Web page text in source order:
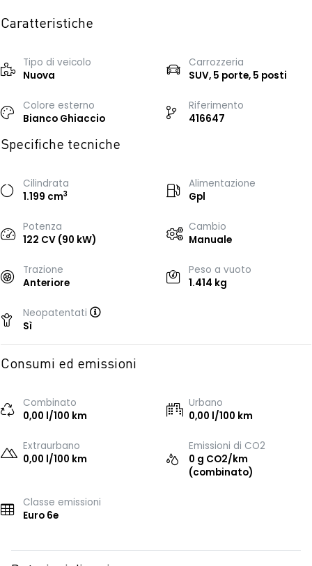
Caratteristiche
Tipo di veicolo
Nuova
Carrozzeria
SUV, 5 porte, 5 posti
Colore esterno
Bianco Ghiaccio
Riferimento
416647
Specifiche tecniche
Cilindrata
1.199 cm3
Alimentazione
Gpl
Potenza
122 CV (90 kW)
Cambio
Manuale
Trazione
Anteriore
Peso a vuoto
1.414 kg
Neopatentati
Sì
Consumi ed emissioni
Combinato
0,00 l/100 km
Urbano
0,00 l/100 km
Extraurbano
0,00 l/100 km
Emissioni di CO2
0 g CO2/km
(combinato)
Classe emissioni
Euro 6e